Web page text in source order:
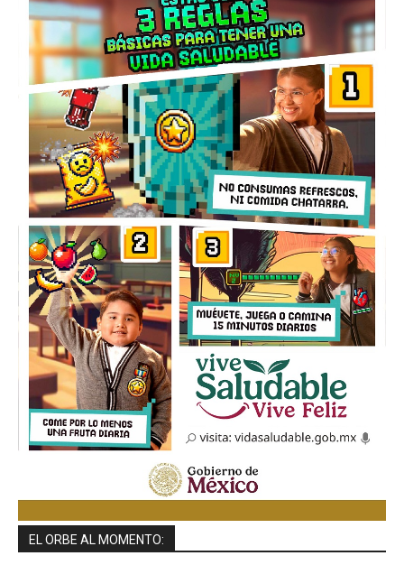
EL ORBE AL MOMENTO: